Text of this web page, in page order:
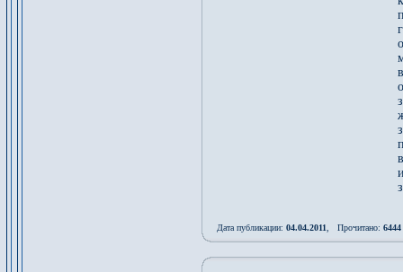
Дата публикации: 04.04.2011, Прочитано: 6444